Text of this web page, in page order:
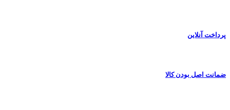
پرداخت آنلاین
ضمانت اصل بودن کالا